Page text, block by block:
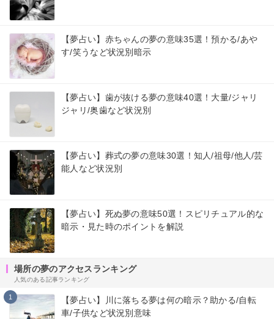
【夢占い】赤ちゃんの夢の意味35選！預かる/あや
す/笑うなど状況別暗示
【夢占い】歯が抜ける夢の意味40選！大量/ジャリ
ジャリ/奥歯など状況別
【夢占い】葬式の夢の意味30選！知人/祖母/他人/芸
能人など状況別
【夢占い】死ぬ夢の意味50選！スピリチュアル的な
暗示・見た時のポイントを解説
場所の夢のアクセスランキング
人気のある記事ランキング
1
【夢占い】川に落ちる夢は何の暗示？助かる/自転
車/子供など状況別意味